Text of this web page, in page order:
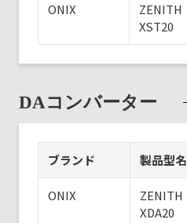
ONIX
ZENITH
XST20
DAコンバーター
ブランド 製品型名
ONIX
ZENITH
XDA20